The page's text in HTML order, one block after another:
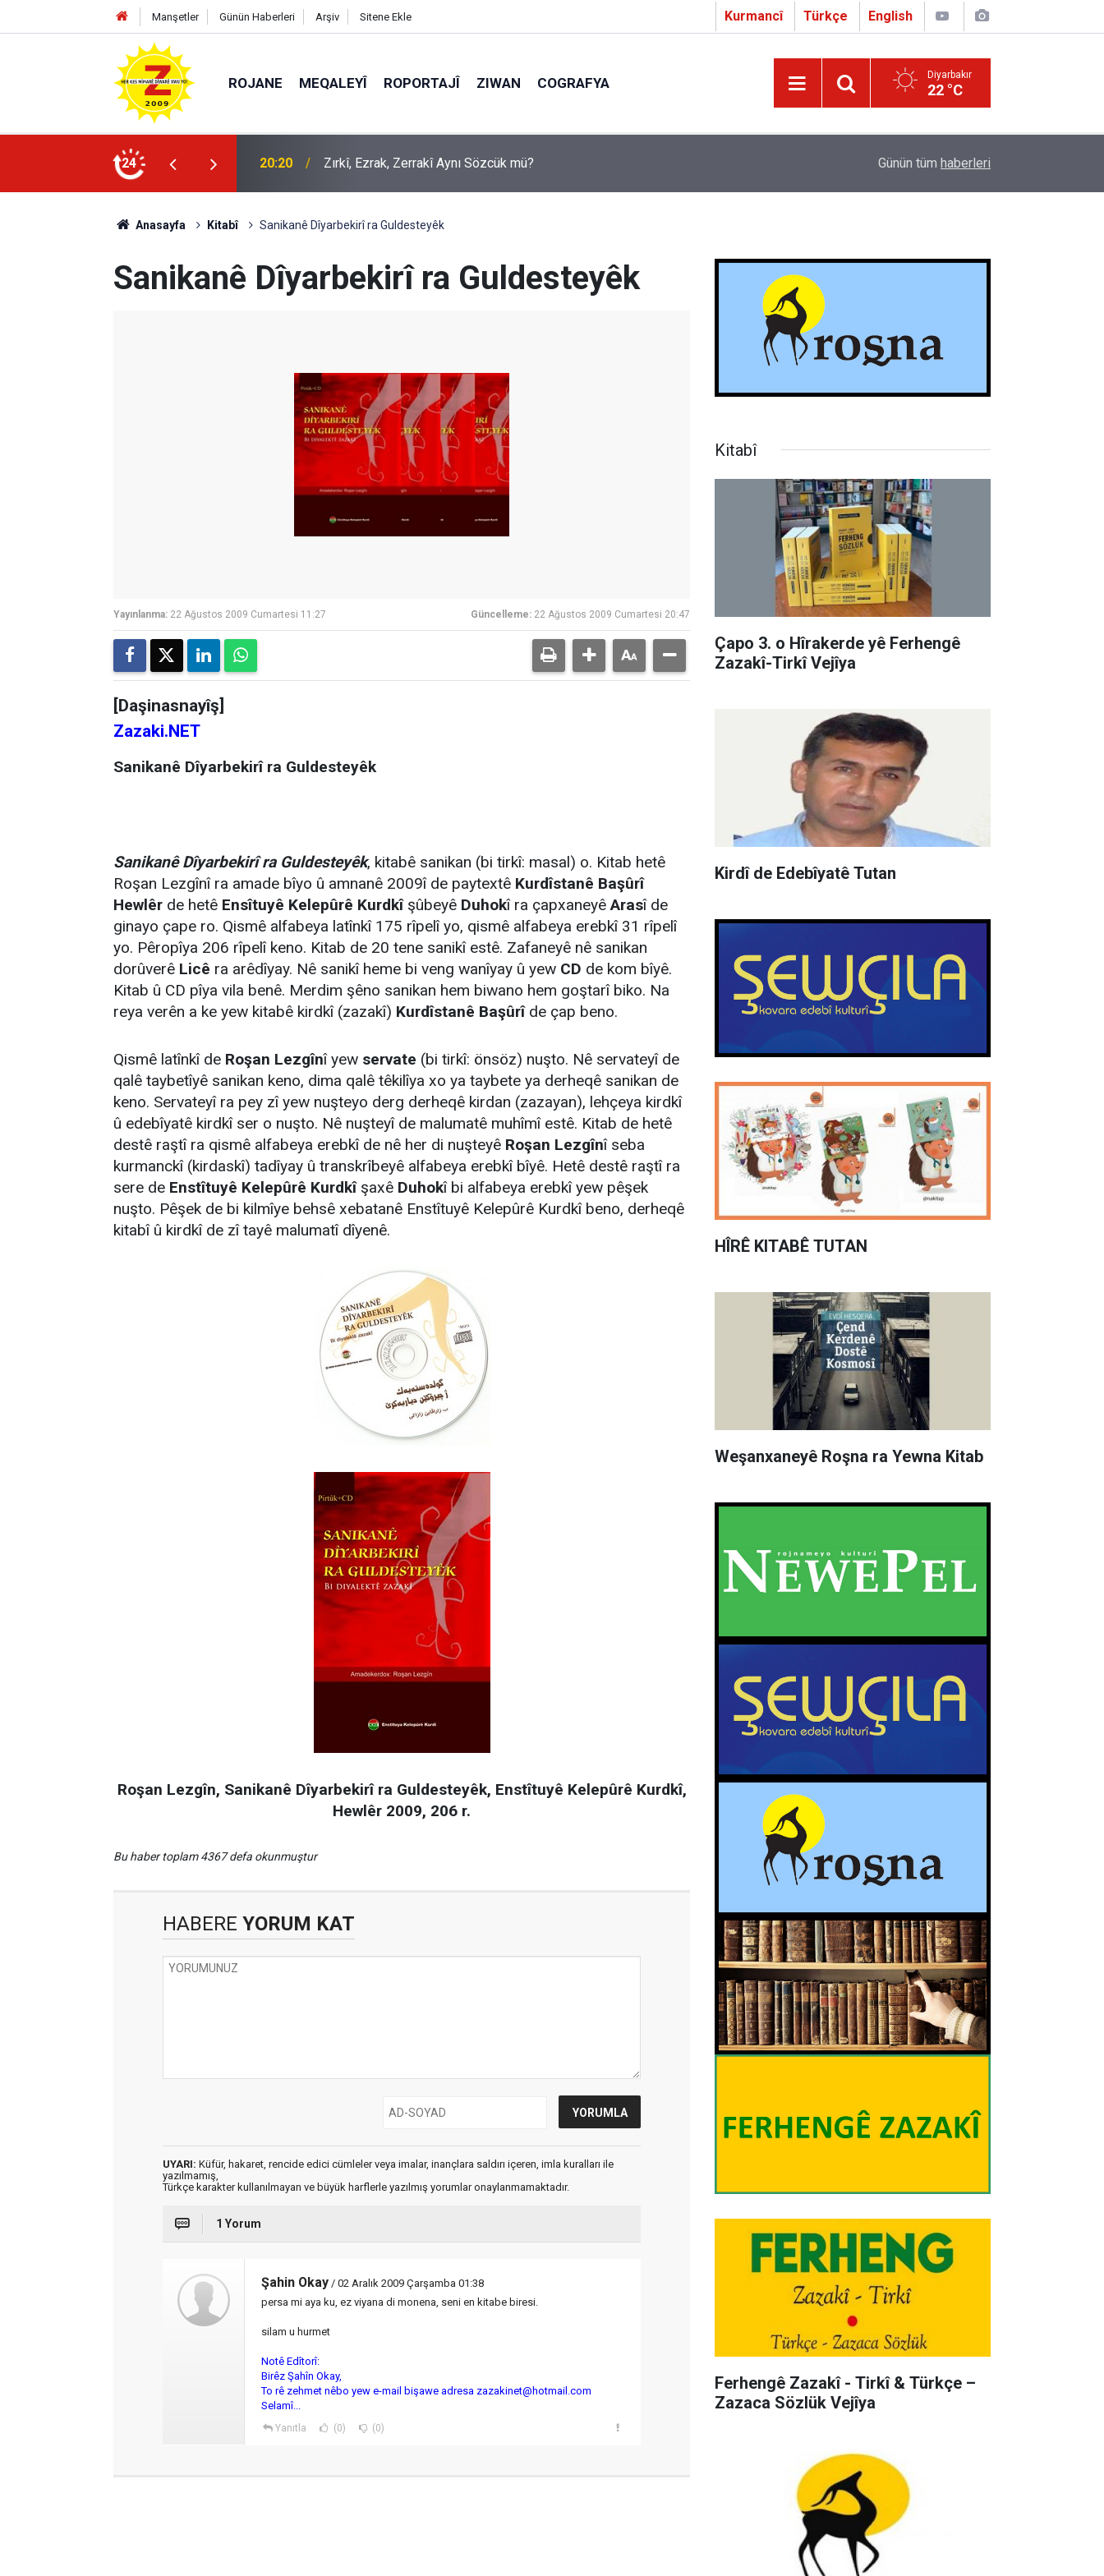
Manşetler Günün Haberleri Arşiv Sitene Ekle Kurmancî Türkçe English
ROJANE MEQALEYÎ ROPORTAJÎ ZIWAN COGRAFYA Diyarbakır
22 °C
24 09:56 Ji Zilma Partîzanan Nimûneyeka Piçûk Çapo 3. o Hîrakerde yê Ferhengê Zazakî-Tirkî
Günün tüm haberleri
Anasayfa Kitabî Sanikanê Dîyarbekirî ra Guldesteyêk
Sanikanê Dîyarbekirî ra Guldesteyêk
Yayınlanma: 22 Ağustos 2009 Cumartesi 11:27 Güncelleme: 22 Ağustos 2009 Cumartesi 20:47
[Daşinasnayîş]
Zazaki.NET
Sanikanê Dîyarbekirî ra Guldesteyêk
Sanikanê Dîyarbekirî ra Guldesteyêk, kitabê sanikan (bi tirkî: masal) o. Kitab hetê
Roşan Lezgînî ra amade bîyo û amnanê 2009î de paytextê Kurdîstanê Başûrî
Hewlêr de hetê Ensîtuyê Kelepûrê Kurdkîşûbeyê Duhokî ra çapxaneyêArasî de
ginayo çape ro. Qismê alfabeya latînkî 175 rîpelî yo, qismê alfabeya erebkî 31 rîpelî
yo. Pêropîya 206 rîpelî keno. Kitab de 20 tene sanikî estê. Zafaneyê nê sanikan
dorûverê Licê ra arêdîyay. Nê sanikî heme bi veng wanîyay û yew CD de kom bîyê.
Kitab û CD pîya vila benê. Merdim şêno sanikan hem biwano hem goştarî biko. Na
reya verên a ke yew kitabê kirdkî (zazakî) Kurdîstanê Başûrîde çap beno.
Qismê latînkî de Roşan Lezgînî yew servate (bi tirkî: önsöz) nuşto. Nê servateyî de
qalê taybetîyê sanikan keno, dima qalê têkilîya xo ya taybete ya derheqê sanikan de
keno. Servateyî ra pey zî yew nuşteyo derg derheqê kirdan (zazayan), lehçeya kirdkî
û edebîyatê kirdkî ser o nuşto. Nê nuşteyî de malumatê muhîmî estê. Kitab de hetê
destê raştî ra qismê alfabeya erebkî de nê her di nuşteyê Roşan Lezgînî seba
kurmanckî (kirdaskî) tadîyay û transkrîbeyê alfabeya erebkî bîyê. Hetê destê raştî ra
sere de Enstîtuyê Kelepûrê Kurdkîşaxê Duhokî bi alfabeya erebkî yew pêşek
nuşto. Pêşek de bi kilmîye behsê xebatanê Enstîtuyê Kelepûrê Kurdkî beno, derheqê
kitabî û kirdkî de zî tayê malumatî dîyenê.
Roşan Lezgîn, Sanikanê Dîyarbekirî ra Guldesteyêk, Enstîtuyê Kelepûrê Kurdkî,
Hewlêr 2009, 206 r.
Bu haber toplam 4367 defa okunmuştur
HABERE YORUM KAT
UYARI: Küfür, hakaret, rencide edici cümleler veya imalar, inançlara saldırı içeren, imla kuralları ile
yazılmamış,
Türkçe karakter kullanılmayan ve büyük harflerle yazılmış yorumlar onaylanmamaktadır.
1 Yorum
Şahin Okay / 02 Aralık 2009 Çarşamba 01:38
persa mi aya ku, ez viyana di monena, seni en kitabe biresi.
silam u hurmet
Notê Edîtorî:
Birêz Şahîn Okay,
To rê zehmet nêbo yew e-mail bişawe adresa zazakinet@hotmail.com
Selamî...
Yanıtla (0) (0)
Kitabî
Çapo 3. o Hîrakerde yê Ferhengê
Zazakî-Tirkî Vejîya
Kirdî de Edebîyatê Tutan
HÎRÊ KITABÊ TUTAN
Weşanxaneyê Roşna ra Yewna Kitab
Ferhengê Zazakî - Tirkî & Türkçe –
Zazaca Sözlük Vejîya